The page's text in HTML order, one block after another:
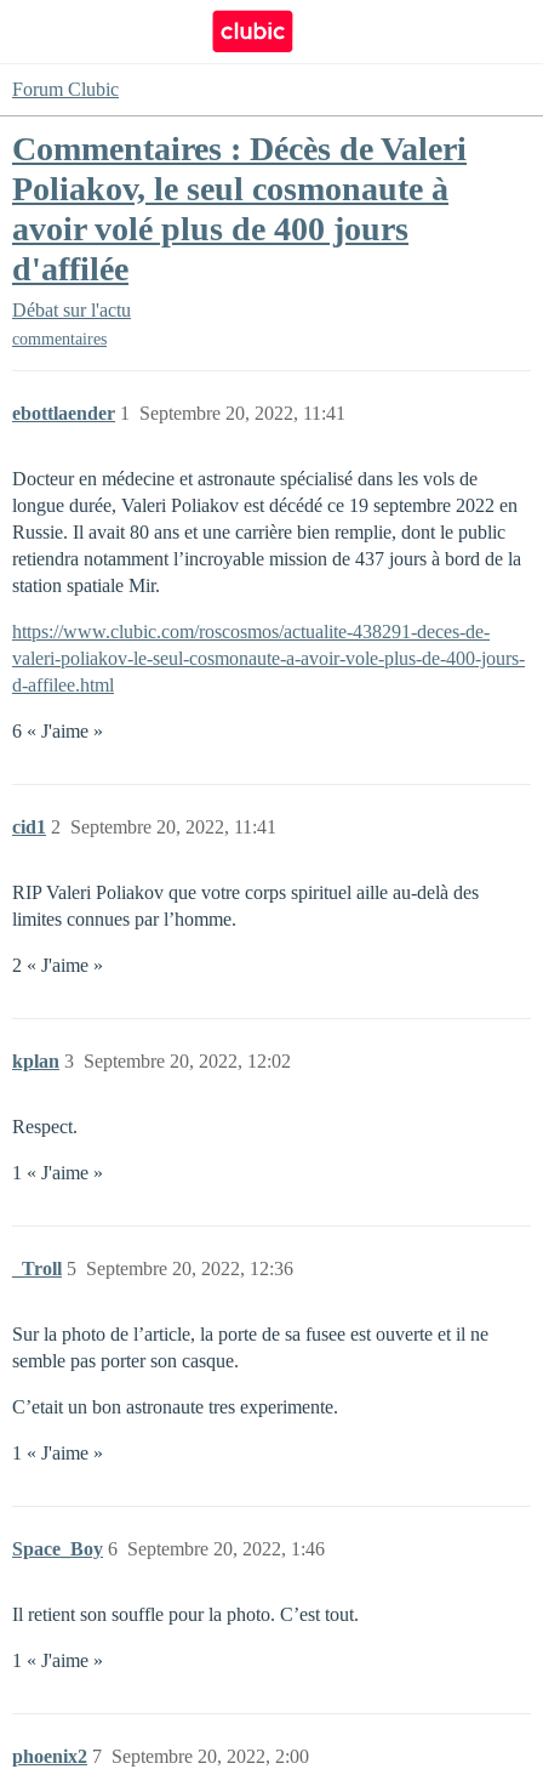
Forum Clubic
Commentaires : Décès de Valeri
Poliakov, le seul cosmonaute à
avoir volé plus de 400 jours
d'affilée
Débat sur l'actu
commentaires
ebottlaender Septembre 20, 2022, 11:41
1
Docteur en médecine et astronaute spécialisé dans les vols de
longue durée, Valeri Poliakov est décédé ce 19 septembre 2022 en
Russie. Il avait 80 ans et une carrière bien remplie, dont le public
retiendra notamment l’incroyable mission de 437 jours à bord de la
station spatiale Mir.
https://www.clubic.com/roscosmos/actualite-438291-deces-de-
valeri-poliakov-le-seul-cosmonaute-a-avoir-vole-plus-de-400-jours-
d-affilee.html
6 « J'aime »
cid1 Septembre 20, 2022, 11:41
2
RIP Valeri Poliakov que votre corps spirituel aille au-delà des
limites connues par l’homme.
2 « J'aime »
kplan Septembre 20, 2022, 12:02
3
Respect.
1 « J'aime »
_Troll Septembre 20, 2022, 12:36
5
Sur la photo de l’article, la porte de sa fusee est ouverte et il ne
semble pas porter son casque.
C’etait un bon astronaute tres experimente.
1 « J'aime »
Space_Boy Septembre 20, 2022, 1:46
6
Il retient son souffle pour la photo. C’est tout.
1 « J'aime »
phoenix2 Septembre 20, 2022, 2:00
7